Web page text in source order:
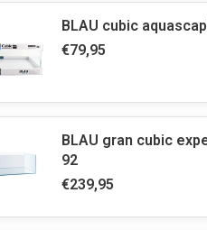
BLAU cubic
€79,95
BLAU gran cubic
92
€239,95